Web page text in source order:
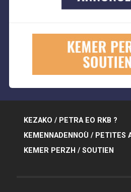
KEZAKO / PETRA EO RKB ?
KEMENNADENNOÙ / PETITES
KEMER PERZH / SOUTIEN